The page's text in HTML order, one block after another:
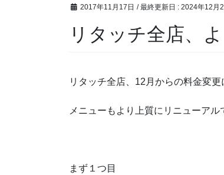
2017年11月17日 / 最終更新日 : 2024年12月
リタッチ全店、
リタッチ全店、12月からの料金変更
メニューもより上質にリニューアル
まず１つ目